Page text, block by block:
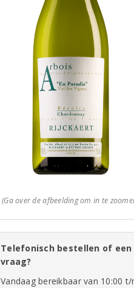
(Ga over de afbeelding om in te
Telefonisch bestellen of een
vraag?
Vandaag bereikbaar van 10:00 t/